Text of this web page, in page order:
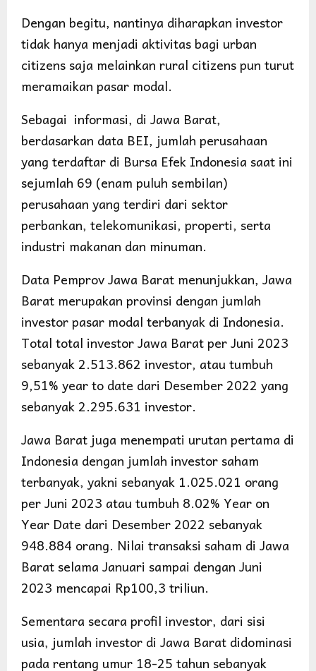
Dengan begitu, nantinya diharapkan investor
tidak hanya menjadi aktivitas bagi urban
citizens saja melainkan rural citizens pun turut
meramaikan pasar modal.
Sebagai informasi, di Jawa Barat,
berdasarkan data BEI, jumlah perusahaan
yang terdaftar di Bursa Efek Indonesia saat ini
sejumlah 69 (enam puluh sembilan)
perusahaan yang terdiri dari sektor
perbankan, telekomunikasi, properti, serta
industri makanan dan minuman.
Data Pemprov Jawa Barat menunjukkan, Jawa
Barat merupakan provinsi dengan jumlah
investor pasar modal terbanyak di Indonesia.
Total total investor Jawa Barat per Juni 2023
sebanyak 2.513.862 investor, atau tumbuh
9,51% year to date dari Desember 2022 yang
sebanyak 2.295.631 investor.
Jawa Barat juga menempati urutan pertama di
Indonesia dengan jumlah investor saham
terbanyak, yakni sebanyak 1.025.021 orang
per Juni 2023 atau tumbuh 8.02% Year on
Year Date dari Desember 2022 sebanyak
948.884 orang. Nilai transaksi saham di Jawa
Barat selama Januari sampai dengan Juni
2023 mencapai Rp100,3 triliun.
Sementara secara profil investor, dari sisi
usia, jumlah investor di Jawa Barat didominasi
pada rentang umur 18-25 tahun sebanyak